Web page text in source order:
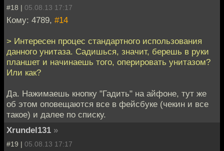
#18 | 05.08.13 17:17
Кому: 4789, #14
> Интересен процес стандартного использования
данного унитаза. Садишься, значит, берешь в руки
планшет и начинаешь того, оперировать унитазом?
Или как?
Да. Нажимаешь кнопку "Гадить" на айфоне, тут же
об этом оповещаются все в фейсбуке (чекин и все
такое) и далее по списку.
Xrundel131 »
#19 | 05.08.13 17:17